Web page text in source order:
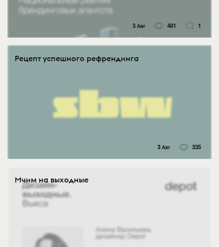
3 Авг 481 1
Рецепт успешного рефрендинга
3 Авг 335
Мчим на выходные